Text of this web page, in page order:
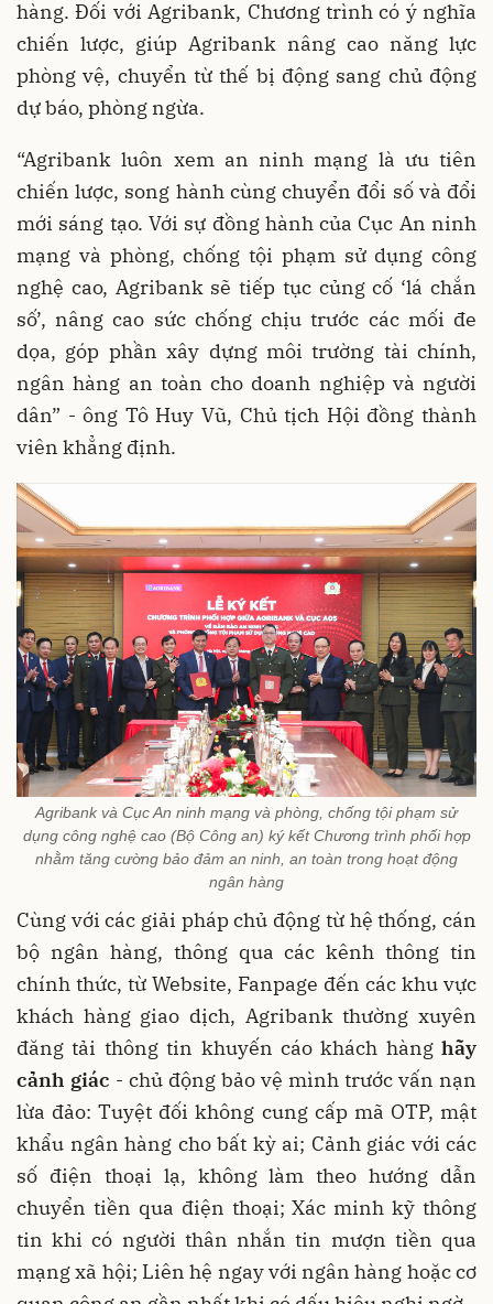
hàng. Đối với Agribank, Chương trình có ý nghĩa
chiến lược, giúp Agribank nâng cao năng lực
phòng vệ, chuyển từ thế bị động sang chủ động
dự báo, phòng ngừa.
“Agribank luôn xem an ninh mạng là ưu tiên
chiến lược, song hành cùng chuyển đổi số và đổi
mới sáng tạo. Với sự đồng hành của Cục An ninh
mạng và phòng, chống tội phạm sử dụng công
nghệ cao, Agribank sẽ tiếp tục củng cố ‘lá chắn
số’, nâng cao sức chống chịu trước các mối đe
dọa, góp phần xây dựng môi trường tài chính,
ngân hàng an toàn cho doanh nghiệp và người
dân” - ông Tô Huy Vũ, Chủ tịch Hội đồng thành
viên khẳng định.
Agribank và Cục An ninh mạng và phòng, chống tội phạm sử
dụng công nghệ cao (Bộ Công an) ký kết Chương trình phối hợp
nhằm tăng cường bảo đảm an ninh, an toàn trong hoạt động
ngân hàng
Cùng với các giải pháp chủ động từ hệ thống, cán
bộ ngân hàng, thông qua các kênh thông tin
chính thức, từ Website, Fanpage đến các khu vực
khách hàng giao dịch, Agribank thường xuyên
đăng tải thông tin khuyến cáo khách hàng hãy
cảnh giác - chủ động bảo vệ mình trước vấn nạn
lừa đảo: Tuyệt đối không cung cấp mã OTP, mật
khẩu ngân hàng cho bất kỳ ai; Cảnh giác với các
số điện thoại lạ, không làm theo hướng dẫn
chuyển tiền qua điện thoại; Xác minh kỹ thông
tin khi có người thân nhắn tin mượn tiền qua
mạng xã hội; Liên hệ ngay với ngân hàng hoặc cơ